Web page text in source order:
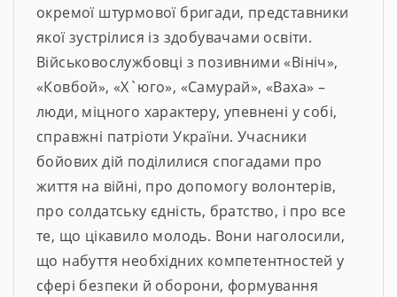
окремої штурмової бригади, представники
якої зустрілися із здобувачами освіти.
Військовослужбовці з позивними «Вініч»,
«Ковбой», «Х`юго», «Самурай», «Ваха» –
люди, міцного характеру, упевнені у собі,
справжні патріоти України. Учасники
бойових дій поділилися спогадами про
життя на війні, про допомогу волонтерів,
про солдатську єдність, братство, і про все
те, що цікавило молодь. Вони наголосили,
що набуття необхідних компетентностей у
сфері безпеки й оборони, формування